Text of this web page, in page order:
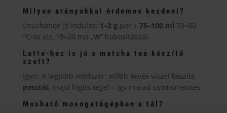
Milyen arányokkal érdemes kezdeni?
Usuchához jó indulás: 1–2 gpor + 75–100 ml 70–80
°C-os víz, 15–20 mp „W” habosítással.
Latte-hoz is jó a matcha tea készítő
szett?
Igen. A legjobb módszer: előbb kevés vízzel készíts
pasztát, majd hígíts tejjel – így marad csomómentes.
Mosható mosogatógépben a tál?